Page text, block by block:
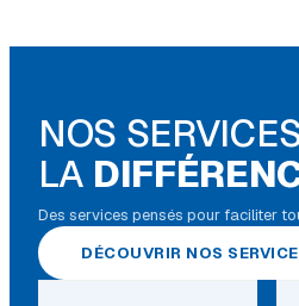
NOS
LA
Des services pensés pour faciliter
DÉCOUVRIR NOS